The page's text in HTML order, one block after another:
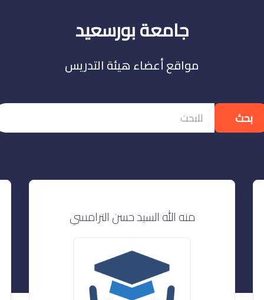
جامعة بورسعيد
مواقع أعضاء هيئة التدريس
بحث
منه الله السيد حسن الترامسي